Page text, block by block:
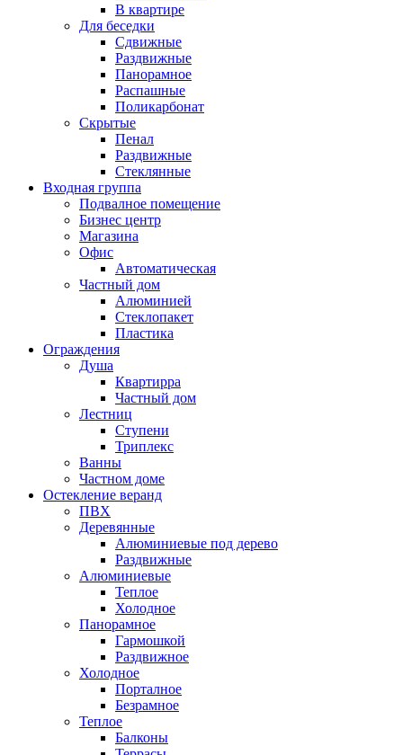
В квартире
Для беседки
Сдвижные
Раздвижные
Панорамное
Распашные
Поликарбонат
Скрытые
Пенал
Раздвижные
Стеклянные
Входная группа
Подвалное помещение
Бизнес центр
Магазина
Офис
Автоматическая
Частный дом
Алюминией
Стеклопакет
Пластика
Ограждения
Душа
Квартирра
Частный дом
Лестниц
Ступени
Триплекс
Ванны
Частном доме
Остекление веранд
ПВХ
Деревянные
Алюминиевые под дерево
Раздвижные
Алюминиевые
Теплое
Холодное
Панорамное
Гармошкой
Раздвижное
Холодное
Порталное
Безрамное
Теплое
Балконы